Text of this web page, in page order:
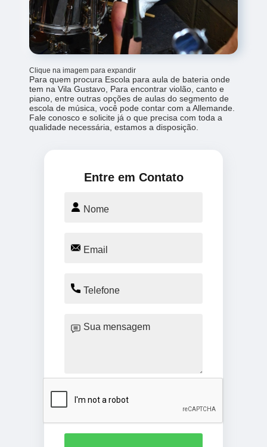
Clique na imagem para expandir
Para quem procura Escola para aula de bateria onde
tem na Vila Gustavo, Para encontrar violão, canto e
piano, entre outras opções de aulas do segmento de
escola de música, você pode contar com a Allemande.
Fale conosco e solicite já o que precisa com toda a
qualidade necessária, estamos a disposição.
Entre em Contato